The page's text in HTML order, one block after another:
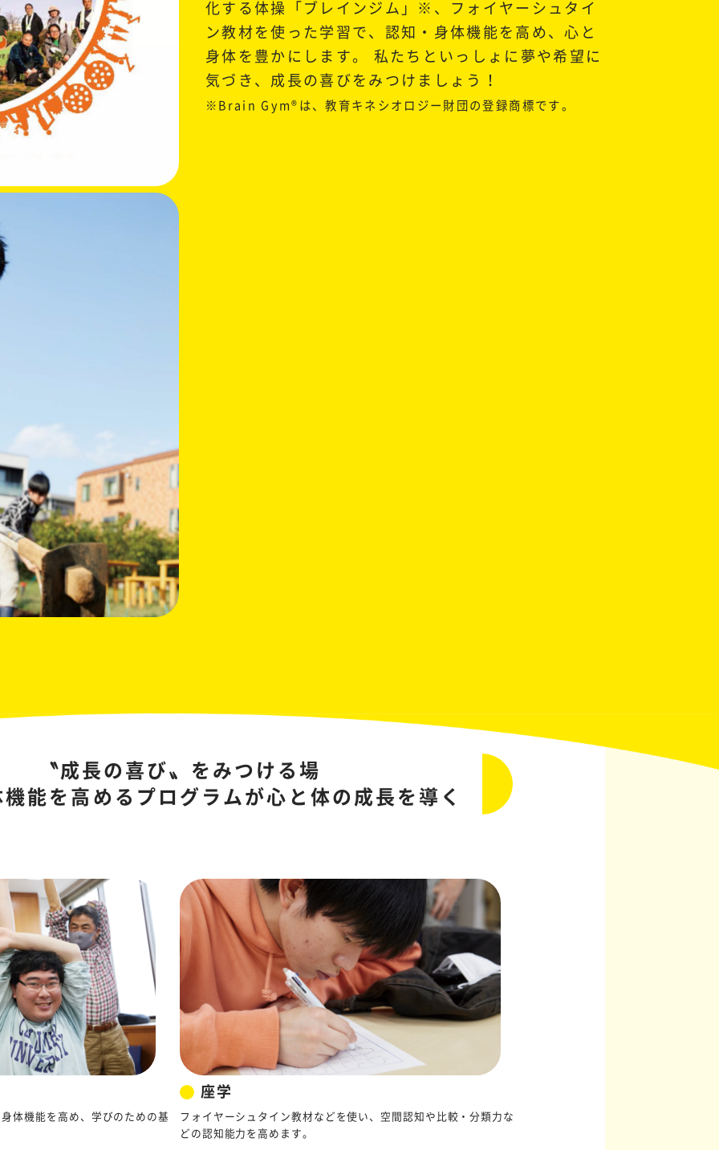
化する体操「ブレインジム」※、フォイヤーシュタイ
ン教材を使った学習で、認知・身体機能を高め、心と
身体を豊かにします。 私たちといっしょに夢や希望に
気づき、成長の喜びをみつけましょう！
※Brain Gym®は、教育キネシオロジー財団の登録商標です。
〝成長の喜び〟をみつける場
能を高めるプログラムが心と体の成長を導く
体機能を高め、学びのための基
座学
フォイヤーシュタイン教材などを使い、空間認知や比較・分類力な
どの認知能力を高めます。